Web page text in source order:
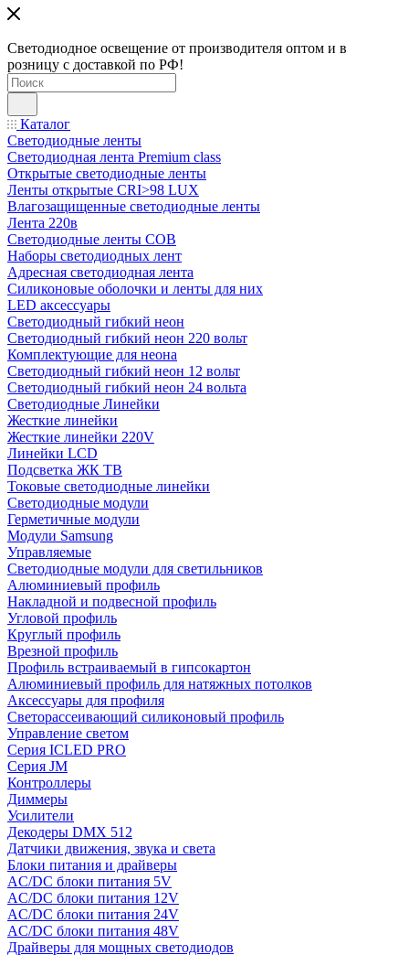
Светодиодное освещение от производителя оптом и в
розницу с доставкой по РФ!
Каталог
Светодиодные ленты
Светодиодная лента Premium class
Открытые светодиодные ленты
Ленты открытые CRI>98 LUX
Влагозащищенные светодиодные ленты
Лента 220в
Светодиодные ленты COB
Наборы светодиодных лент
Адресная светодиодная лента
Силиконовые оболочки и ленты для них
LED аксессуары
Светодиодный гибкий неон
Светодиодный гибкий неон 220 вольт
Комплектующие для неона
Светодиодный гибкий неон 12 вольт
Светодиодный гибкий неон 24 вольта
Светодиодные Линейки
Жесткие линейки
Жесткие линейки 220V
Линейки LCD
Подсветка ЖК ТВ
Токовые светодиодные линейки
Светодиодные модули
Герметичные модули
Модули Samsung
Управляемые
Светодиодные модули для светильников
Алюминиевый профиль
Накладной и подвесной профиль
Угловой профиль
Круглый профиль
Врезной профиль
Профиль встраиваемый в гипсокартон
Алюминиевый профиль для натяжных потолков
Аксессуары для профиля
Светорассеивающий силиконовый профиль
Управление светом
Серия ICLED PRO
Серия JM
Контроллеры
Диммеры
Усилители
Декодеры DMX 512
Датчики движения, звука и света
Блоки питания и драйверы
AC/DC блоки питания 5V
AC/DC блоки питания 12V
AC/DC блоки питания 24V
AC/DC блоки питания 48V
Драйверы для мощных светодиодов